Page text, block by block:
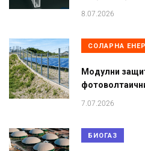
8.07.2026
СОЛАРНА
Модулни
7.07.2026
БИОГАЗ